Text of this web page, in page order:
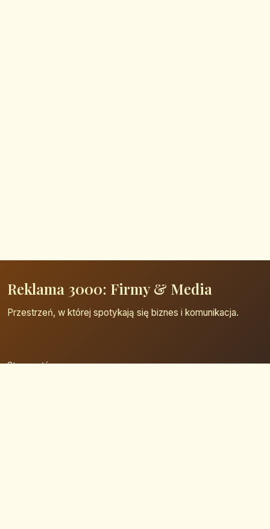
Reklama 3000: Firmy & Media
Przestrzeń, w której spotykają się biznes i komunikacja.
Strona główna